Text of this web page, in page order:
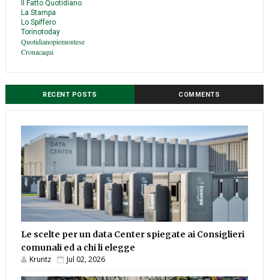
Il Fatto Quotidiano
La Stampa
Lo Spiffero
Torinotoday
Quotidianopiemontese
Cronacaqui
RECENT POSTS COMMENTS
Le scelte per un data Center spiegate ai Consiglieri
comunali ed a chi li elegge
Kruntz Jul 02, 2026